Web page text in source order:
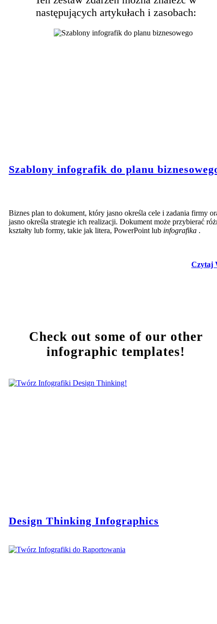
następujących artykułach i zasobach:
Szablony infografik do planu
Biznes plan to dokument, który jasno określa cele i zadania firmy
jasno określa strategie ich realizacji. Dokument może przybierać
kształty lub formy, takie jak litera, PowerPoint lub infografika .
Czytaj
Check out some of our other
infographic templates!
Design Thinking Infographics